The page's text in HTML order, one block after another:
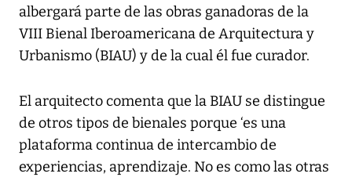
albergará parte de las obras ganadoras de la
VIII Bienal Iberoamericana de Arquitectura y
Urbanismo (BIAU) y de la cual él fue curador.
El arquitecto comenta que la BIAU se distingue
de otros tipos de bienales porque ‘es una
plataforma continua de intercambio de
experiencias, aprendizaje. No es como las otras